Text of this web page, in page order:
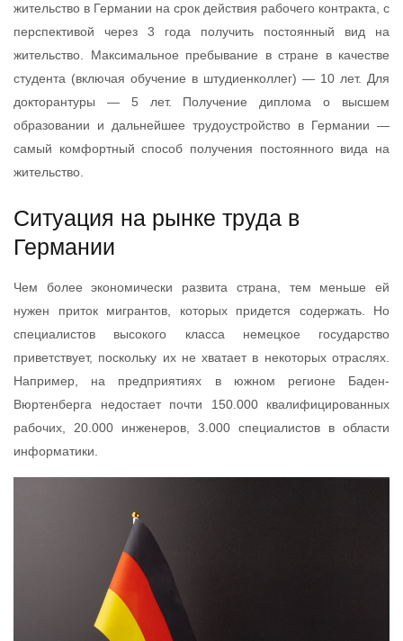
жительство в Германии на срок действия рабочего контракта, с
перспективой через 3 года получить постоянный вид на
жительство. Максимальное пребывание в стране в качестве
студента (включая обучение в штудиенколлег) — 10 лет. Для
докторантуры — 5 лет. Получение диплома о высшем
образовании и дальнейшее трудоустройство в Германии —
самый комфортный способ получения постоянного вида на
жительство.
Ситуация на рынке труда в
Германии
Чем более экономически развита страна, тем меньше ей
нужен приток мигрантов, которых придется содержать. Но
специалистов высокого класса немецкое государство
приветствует, поскольку их не хватает в некоторых отраслях.
Например, на предприятиях в южном регионе Баден-
Вюртенберга недостает почти 150.000 квалифицированных
рабочих, 20.000 инженеров, 3.000 специалистов в области
информатики.